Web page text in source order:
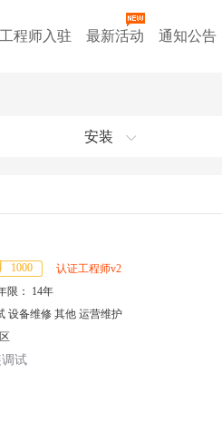
工程师入驻 最新活动 通知公告
安装
1000 认证工程师v2
限：
14年
设备维修 其他 运营维护
试